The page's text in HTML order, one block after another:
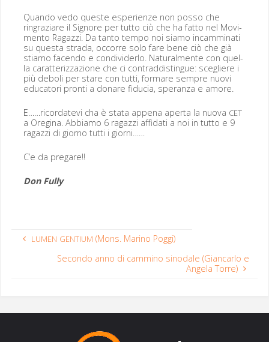
Quan­do vedo queste espe­rien­ze non pos­so che
ringraziare il Sig­nore per tut­to ciò che ha fat­to nel Movi­
men­to Ragazzi. Da tan­to tem­po noi siamo incam­mi­nati
su ques­ta stra­da, occorre solo fare bene ciò che già
sti­amo facen­do e con­di­vider­lo. Nat­u­ral­mente con quel­
la carat­ter­iz­zazione che ci con­trad­dis­tingue: scegliere i
più deboli per stare con tut­ti, for­mare sem­pre nuovi
edu­ca­tori pron­ti a donare fidu­cia, sper­an­za e amore.
E……ricordatevi cha è sta­ta appe­na aper­ta la nuo­va CET
a Oregi­na. Abbi­amo 6 ragazzi affi­dati a noi in tut­to e 9
ragazzi di giorno tut­ti i giorni……
C’e da pregare!!
Don Ful­ly
LUMEN GENTIUM (Mons. Marino Poggi)
Secondo anno di cammino sinodale (Giancarlo e
Angela Torre)